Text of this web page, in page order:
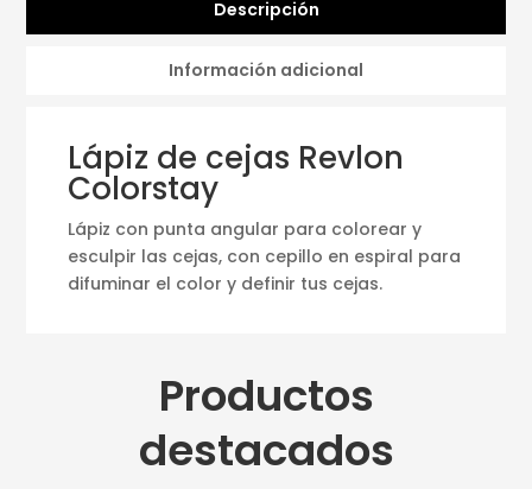
Descripción
Información adicional
Lápiz de cejas Revlon
Colorstay
Lápiz con punta angular para colorear y
esculpir las cejas, con cepillo en espiral para
difuminar el color y definir tus cejas.
Productos
destacados